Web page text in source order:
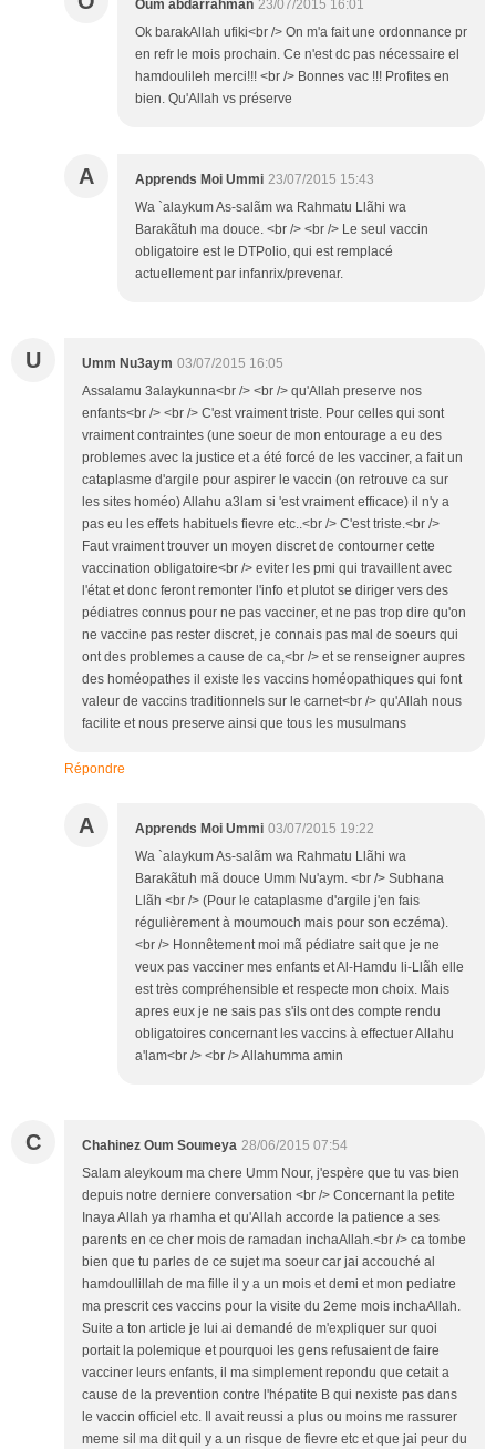
Oum abdarrahman 23/07/2015 16:01
Ok barakAllah ufiki<br /> On m'a fait une ordonnance pr
en refr le mois prochain. Ce n'est dc pas nécessaire el
hamdoulileh merci!!! <br /> Bonnes vac !!! Profites en
bien. Qu'Allah vs préserve
A Apprends Moi Ummi 23/07/2015 15:43
Wa `alaykum As-salãm wa Rahmatu Llãhi wa
Barakãtuh ma douce. <br /> <br /> Le seul vaccin
obligatoire est le DTPolio, qui est remplacé
actuellement par infanrix/prevenar.
U Umm Nu3aym 03/07/2015 16:05
Assalamu 3alaykunna<br /> <br /> qu'Allah preserve nos
enfants<br /> <br /> C'est vraiment triste. Pour celles qui sont
vraiment contraintes (une soeur de mon entourage a eu des
problemes avec la justice et a été forcé de les vacciner, a fait un
cataplasme d'argile pour aspirer le vaccin (on retrouve ca sur
les sites homéo) Allahu a3lam si 'est vraiment efficace) il n'y a
pas eu les effets habituels fievre etc..<br /> C'est triste.<br />
Faut vraiment trouver un moyen discret de contourner cette
vaccination obligatoire<br /> eviter les pmi qui travaillent avec
l'état et donc feront remonter l'info et plutot se diriger vers des
pédiatres connus pour ne pas vacciner, et ne pas trop dire qu'on
ne vaccine pas rester discret, je connais pas mal de soeurs qui
ont des problemes a cause de ca,<br /> et se renseigner aupres
des homéopathes il existe les vaccins homéopathiques qui font
valeur de vaccins traditionnels sur le carnet<br /> qu'Allah nous
facilite et nous preserve ainsi que tous les musulmans
Répondre
A Apprends Moi Ummi 03/07/2015 19:22
Wa `alaykum As-salãm wa Rahmatu Llãhi wa
Barakãtuh mã douce Umm Nu'aym. <br /> Subhana
Llãh <br /> (Pour le cataplasme d'argile j'en fais
régulièrement à moumouch mais pour son eczéma).
<br /> Honnêtement moi mã pédiatre sait que je ne
veux pas vacciner mes enfants et Al-Hamdu li-Llãh elle
est très compréhensible et respecte mon choix. Mais
apres eux je ne sais pas s'ils ont des compte rendu
obligatoires concernant les vaccins à effectuer Allahu
a'lam<br /> <br /> Allahumma amin
C Chahinez Oum Soumeya 28/06/2015 07:54
Salam aleykoum ma chere Umm Nour, j'espère que tu vas bien
depuis notre derniere conversation <br /> Concernant la petite
Inaya Allah ya rhamha et qu'Allah accorde la patience a ses
parents en ce cher mois de ramadan inchaAllah.<br /> ca tombe
bien que tu parles de ce sujet ma soeur car jai accouché al
hamdoullillah de ma fille il y a un mois et demi et mon pediatre
ma prescrit ces vaccins pour la visite du 2eme mois inchaAllah.
Suite a ton article je lui ai demandé de m'expliquer sur quoi
portait la polemique et pourquoi les gens refusaient de faire
vacciner leurs enfants, il ma simplement repondu que cetait a
cause de la prevention contre l'hépatite B qui nexiste pas dans
le vaccin officiel etc. Il avait reussi a plus ou moins me rassurer
meme sil ma dit quil y a un risque de fievre etc et que jai peur du